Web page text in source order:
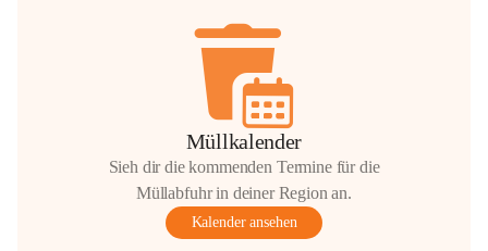
Müllkalender
Sieh dir die kommenden Termine für die
Müllabfuhr in deiner Region an.
Kalender ansehen